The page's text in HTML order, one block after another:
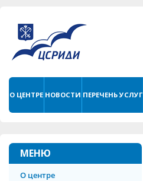
О ЦЕНТРЕ НОВОСТИ ПЕРЕЧЕНЬ УСЛУГ
МЕНЮ
О центре